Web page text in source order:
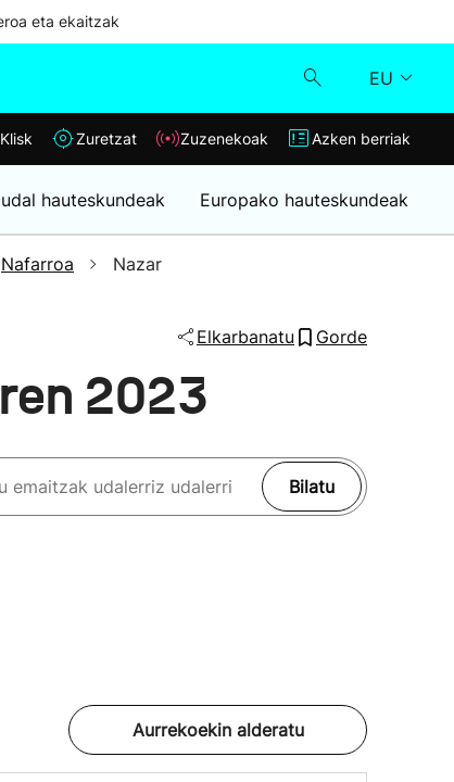
eta ekaitzak
EU
Klisk
Zuzenekoak
Azken berriak
Klisk Zuretzat Zuzenekoak Azken berriak
hauteskundeak Europako hauteskundeak
Nafarroa Nazar
Elkarbanatu Gorde
2023
Bilatu
Aurrekoekin alderatu